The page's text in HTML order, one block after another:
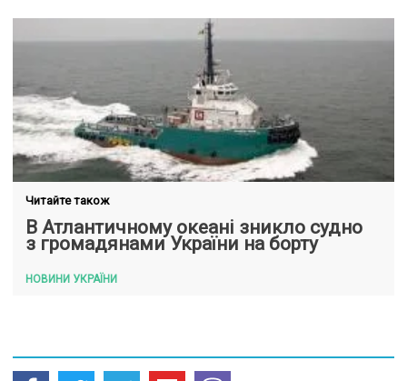
Читайте також
В Атлантичному океані зникло судно
з громадянами України на борту
НОВИНИ УКРАЇНИ